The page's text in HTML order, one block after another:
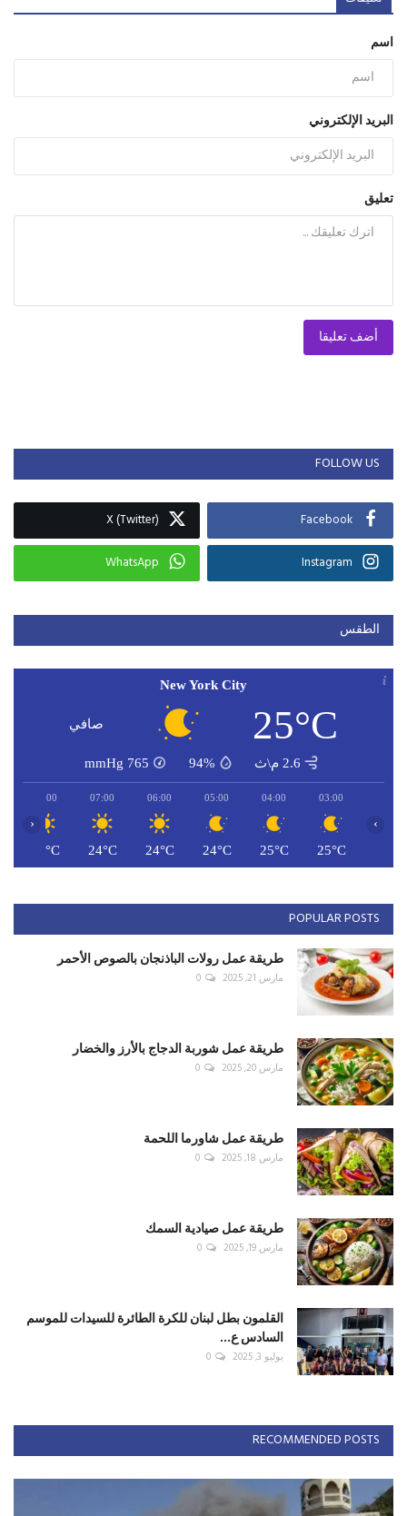
اسم
البريد الإلكتروني
تعليق
أضف تعليقا
FOLLOW US
Facebook
X (Twitter)
Instagram
WhatsApp
الطقس
New York City
25°C صافي
2.6 م\ث 94%
765
mmHg
03:00
25°C
04:00
25°C
05:00
24°C
06:00
24°C
07:00
24°C
08:00
26°C
‹ ›
POPULAR POSTS
طريقة عمل رولات الباذنجان بالصوص الأحمر
مارس 21, 2025 0
طريقة عمل شوربة الدجاج بالأرز والخضار
مارس 20, 2025 0
طريقة عمل شاورما اللحمة
مارس 18, 2025 0
طريقة عمل صيادية السمك
مارس 19, 2025 0
القلمون بطل لبنان للكرة الطائرة للسيدات للموسم
السادس ع...
يوليو 3, 2025 0
RECOMMENDED POSTS